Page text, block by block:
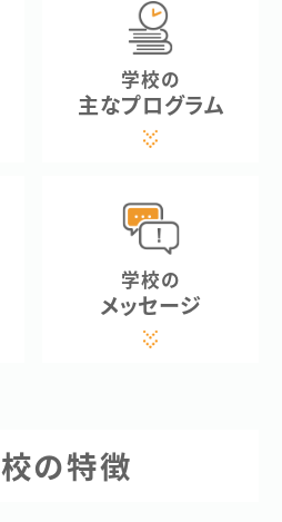
学校の
主なプログラム
学校の
メッセージ
の特徴